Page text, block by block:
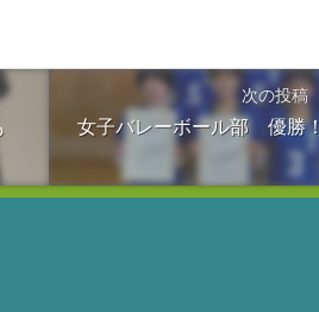
次の投稿
女子バレーボール部 優勝！